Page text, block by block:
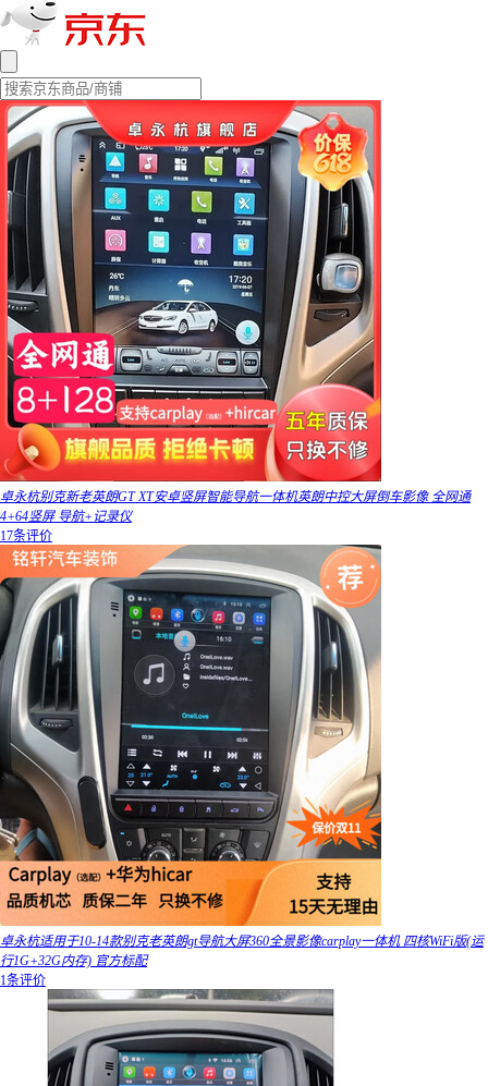
卓永杭别克新老英朗GT XT安卓竖屏智能导航一体机英朗中控大屏倒车影像 全网通
4+64竖屏 导航+记录仪
17条评价
卓永杭适用于10-14款别克老英朗gt导航大屏360全景影像carplay一体机 四核WiFi版(运
行1G+32G内存) 官方标配
1条评价